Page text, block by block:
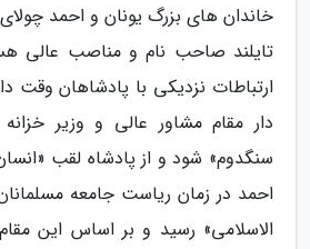
خاندان های بزرگ یونان و احمد
تایلند صاحب نام و مناصب عالی
ارتباطات نزدیکی با پادشاهان
دار مقام مشاور عالی و وزیر
سنگدوم» شود و از پادشاه لقب
احمد در زمان ریاست جامعه
الاسلامی» رسید و بر اساس این